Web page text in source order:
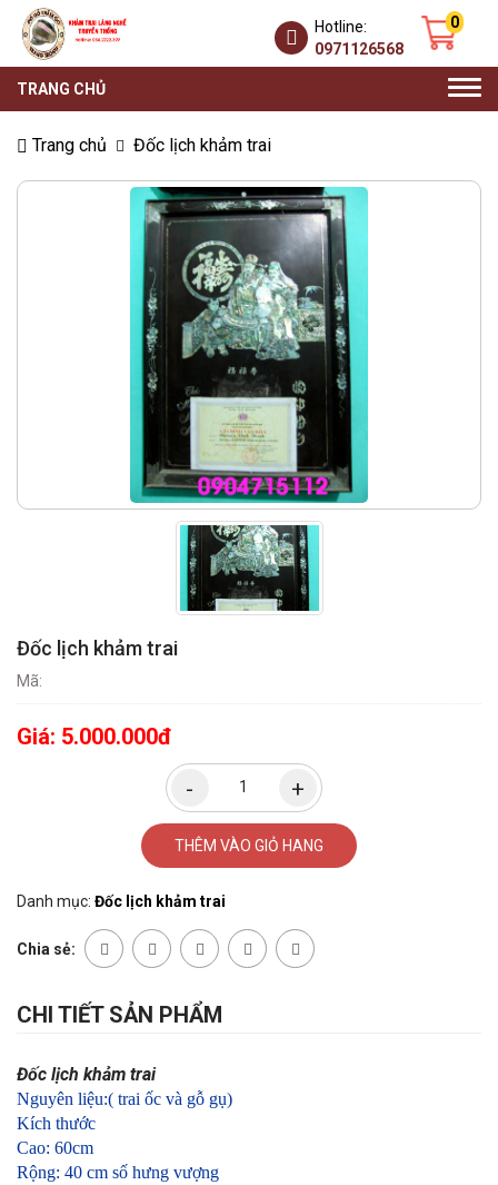
0
Hotline:
0971126568
TRANG CHỦ
Trang chủ Đốc lịch khảm trai
Đốc lịch khảm trai
Mã:
Giá: 5.000.000đ
THÊM VÀO GIỎ HANG
Danh mục: Đốc lịch khảm trai
Chia sẻ:
CHI TIẾT SẢN PHẨM
Đốc lịch khảm trai
Nguyên liệu:( trai ốc và gỗ gụ)
Kích thước
Cao: 60cm
Rộng: 40 cm số hưng vượng